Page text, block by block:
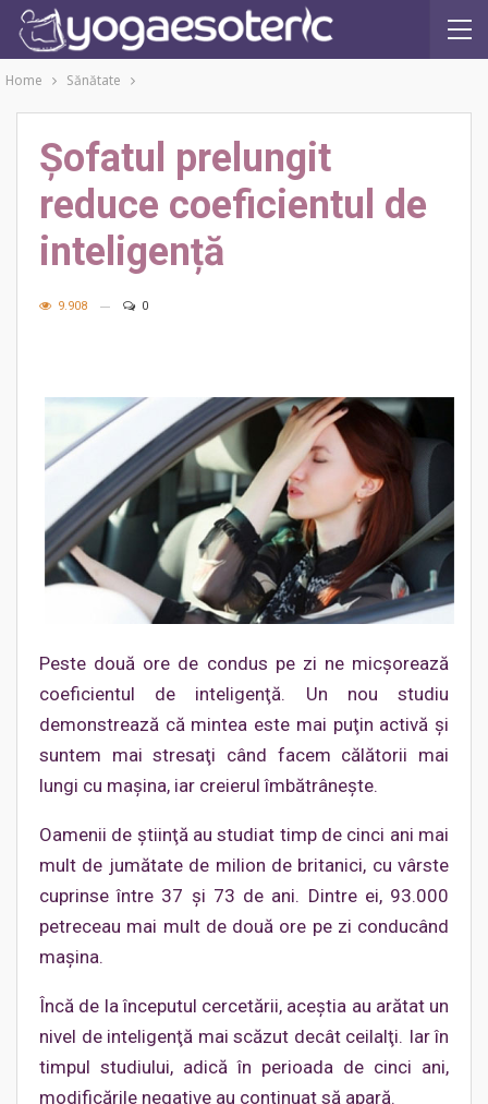
Home Sănătate
Șofatul prelungit
reduce coeficientul de
inteligență
9.908 0
Peste două ore de condus pe zi ne micşorează
coeficientul de inteligenţă. Un nou studiu
demonstrează că mintea este mai puţin activă şi
suntem mai stresaţi când facem călătorii mai
lungi cu maşina, iar creierul îmbătrânește.
Oamenii de ştiinţă au studiat timp de cinci ani mai
mult de jumătate de milion de britanici, cu vârste
cuprinse între 37 şi 73 de ani. Dintre ei, 93.000
petreceau mai mult de două ore pe zi conducând
maşina.
Încă de la începutul cercetării, aceştia au arătat un
nivel de inteligenţă mai scăzut decât ceilalţi. Iar în
timpul studiului, adică în perioada de cinci ani,
modificările negative au continuat să apară.